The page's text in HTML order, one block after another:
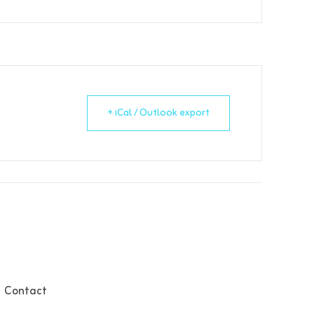
+ iCal / Outlook export
Contact